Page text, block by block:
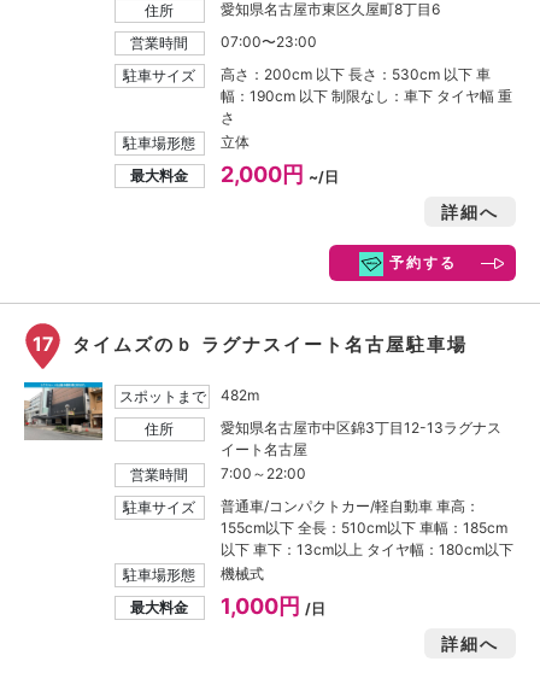
住所
愛知県名古屋市東区久屋町8丁目6
営業時間
07:00〜23:00
駐車サイズ
高さ：200cm 以下 長さ：530cm 以下 車
幅：190cm 以下 制限なし：車下 タイヤ幅 重
さ
駐車場形態
立体
最大料金
2,000円 ~/日
詳細へ
予約する
17 タイムズのｂ ラグナスイート名古屋駐車場
スポットまで
482m
住所
愛知県名古屋市中区錦3丁目12-13ラグナス
イート名古屋
営業時間
7:00～22:00
駐車サイズ
普通車/コンパクトカー/軽自動車 車高：
155cm以下 全長：510cm以下 車幅：185cm
以下 車下：13cm以上 タイヤ幅：180cm以下
駐車場形態
機械式
最大料金
1,000円 /日
詳細へ